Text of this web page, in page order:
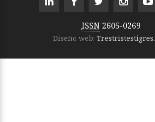
ISSN 2605-0269
Diseño web: